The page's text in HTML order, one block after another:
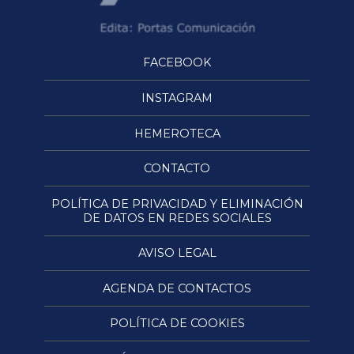
FACEBOOK
INSTAGRAM
HEMEROTECA
CONTACTO
POLÍTICA DE PRIVACIDAD Y ELIMINACIÓN
DE DATOS EN REDES SOCIALES
AVISO LEGAL
AGENDA DE CONTACTOS
POLÍTICA DE COOKIES